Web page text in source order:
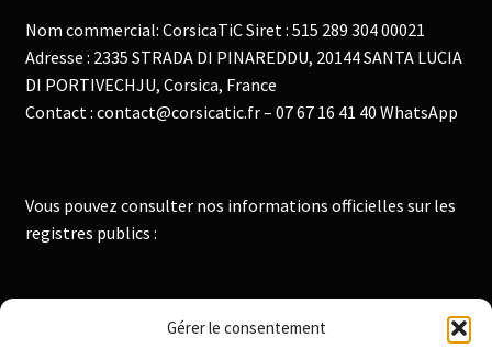
Gérer le consentement
Nom commercial: CorsicaTiC Siret : 515 289 304 00021
Adresse : 2335 STRADA DI PINAREDDU, 20144 SANTA LUCIA
DI PORTIVECHJU, Corsica, France
Contact : contact@corsicatic.fr – 07 67 16 41 40 WhatsApp
Vous pouvez consulter nos informations officielles sur les
registres publics :
Institut National de la Propriété Industrielle :